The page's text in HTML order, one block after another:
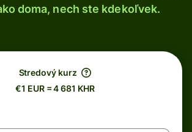
doma, nech ste kdekoľvek.
Stredový kurz
€1 EUR = 4 681 KHR